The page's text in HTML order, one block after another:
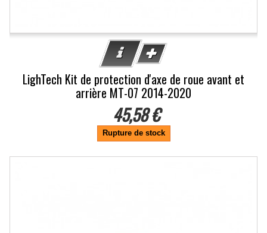
LighTech Kit de protection d'axe de roue avant et
arrière MT-07 2014-2020
45,58 €
Rupture de stock